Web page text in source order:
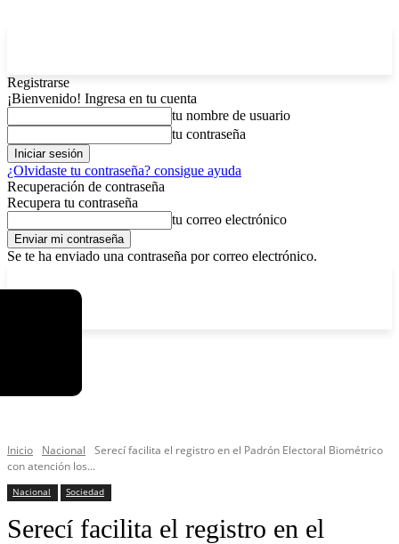
Registrarse
¡Bienvenido! Ingresa en tu cuenta
tu nombre de usuario
tu contraseña
¿Olvidaste tu contraseña? consigue ayuda
Recuperación de contraseña
Recupera tu contraseña
tu correo electrónico
Se te ha enviado una contraseña por correo electrónico.
Inicio Nacional
Serecí facilita el registro en el Padrón Electoral Biométrico
con atención los...
Nacional Sociedad
Serecí facilita el registro en el